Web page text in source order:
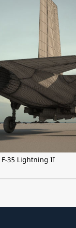
35 Lightning II